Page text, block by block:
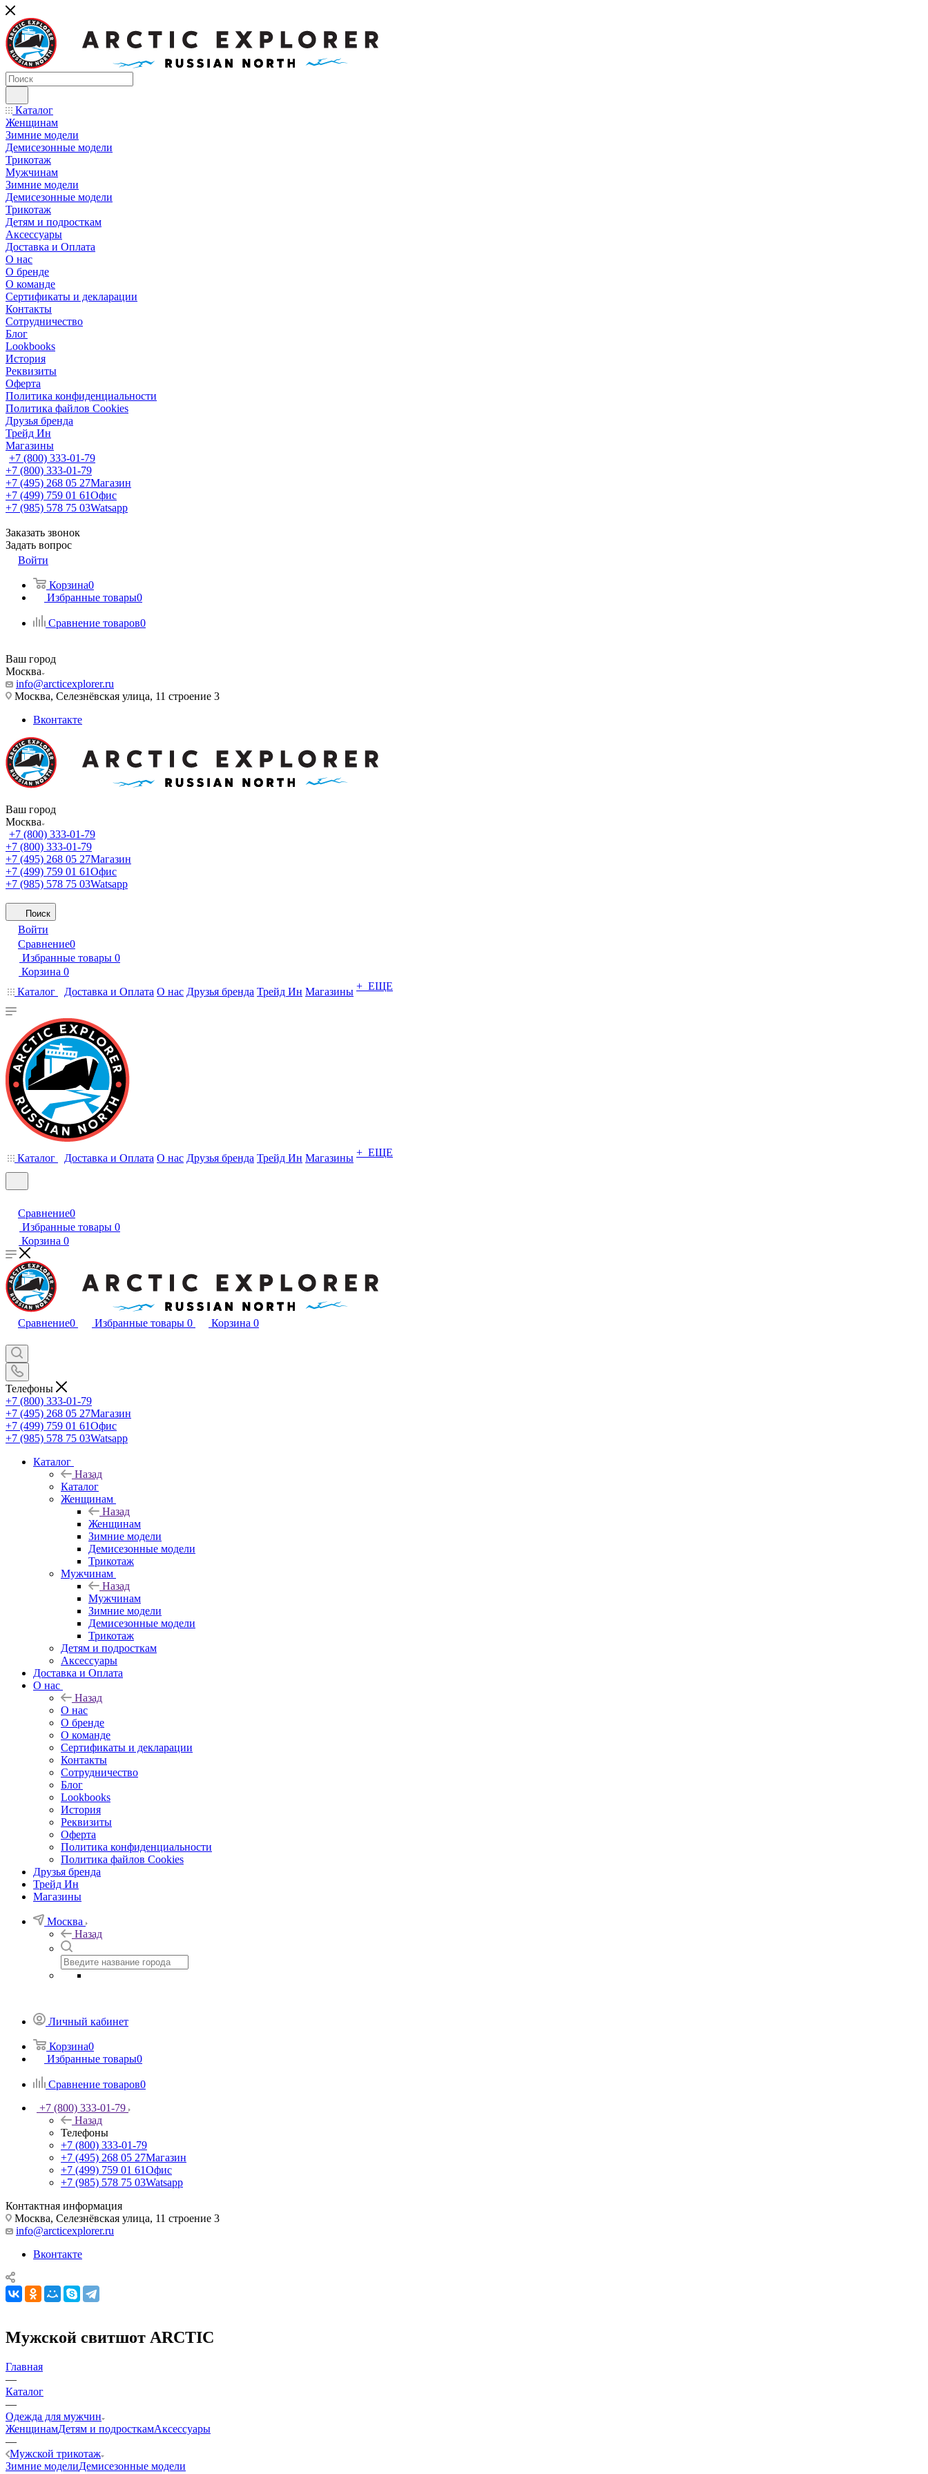
Каталог
Женщинам
Зимние модели
Демисезонные модели
Трикотаж
Мужчинам
Зимние модели
Демисезонные модели
Трикотаж
Детям и подросткам
Аксессуары
Доставка и Оплата
О нас
О бренде
О команде
Сертификаты и декларации
Контакты
Сотрудничество
Блог
Lookbooks
История
Реквизиты
Оферта
Политика конфиденциальности
Политика файлов Cookies
Друзья бренда
Трейд Ин
Магазины
+7 (800) 333-01-79
+7 (800) 333-01-79
+7 (495) 268 05 27Магазин
+7 (499) 759 01 61Офис
+7 (985) 578 75 03Watsapp
Заказать звонок
Задать вопрос
Войти
Корзина0
Избранные товары0
Сравнение товаров0
Ваш город
Москва
info@arcticexplorer.ru
Москва, Селезнёвская улица, 11 строение 3
Вконтакте
Ваш город
Москва
+7 (800) 333-01-79
+7 (800) 333-01-79
+7 (495) 268 05 27Магазин
+7 (499) 759 01 61Офис
+7 (985) 578 75 03Watsapp
Поиск
Войти
Сравнение0
Избранные товары 0
Корзина 0
Каталог
Доставка и Оплата О нас Друзья бренда Трейд Ин Магазины + ЕЩЕ
Каталог Доставка и Оплата О нас Друзья бренда Трейд Ин Магазины + ЕЩЕ
Сравнение0
Избранные товары 0
Корзина 0
Сравнение0 Избранные товары 0 Корзина 0
Телефоны
+7 (800) 333-01-79
+7 (495) 268 05 27Магазин
+7 (499) 759 01 61Офис
+7 (985) 578 75 03Watsapp
Каталог
Назад
Каталог
Женщинам
Назад
Женщинам
Зимние модели
Демисезонные модели
Трикотаж
Мужчинам
Назад
Мужчинам
Зимние модели
Демисезонные модели
Трикотаж
Детям и подросткам
Аксессуары
Доставка и Оплата
О нас
Назад
О нас
О бренде
О команде
Сертификаты и декларации
Контакты
Сотрудничество
Блог
Lookbooks
История
Реквизиты
Оферта
Политика конфиденциальности
Политика файлов Cookies
Друзья бренда
Трейд Ин
Магазины
Москва
Назад
Личный кабинет
Корзина0
Избранные товары0
Сравнение товаров0
+7 (800) 333-01-79
Назад
Телефоны
+7 (800) 333-01-79
+7 (495) 268 05 27Магазин
+7 (499) 759 01 61Офис
+7 (985) 578 75 03Watsapp
Контактная информация
Москва, Селезнёвская улица, 11 строение 3
info@arcticexplorer.ru
Вконтакте
Мужской свитшот ARCTIC
Главная
—
Каталог
—
Одежда для мужчин
ЖенщинамДетям и подросткамАксессуары
—
Мужской трикотаж
Зимние моделиДемисезонные модели